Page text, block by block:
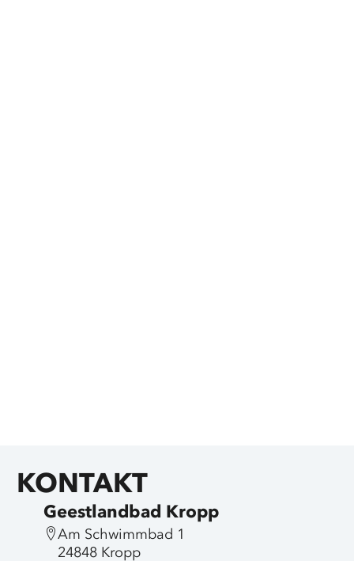
KONTAKT
Geestlandbad Kropp
Am Schwimmbad 1
24848 Kropp